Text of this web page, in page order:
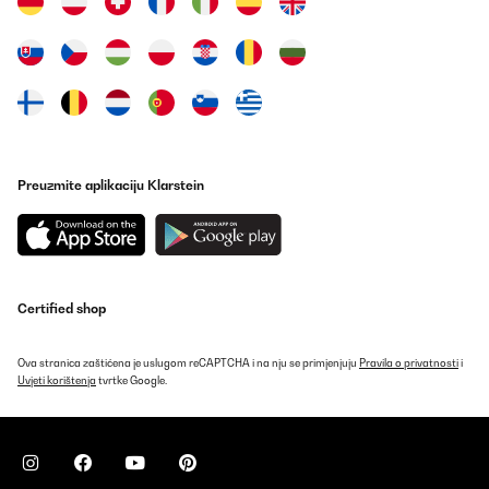
Materijal i otpornost
kante utječu na njezinu trajnost i jednostavnost
Plastične kante:Lagane, cjenovno pristupačne i
jednostavne za čišćenje. Idealne su za unutarnju upotrebu,
metala, izdržljive su i često modernog dizajna. Prikladne su
za unutarnju i vanjsku upotrebu te se lako održavaju.
Kombinirani materijali:Neke kante kombiniraju plastiku i
metal, čime se povećava njihova otpornost i estetska
trebao bi odgovarati interijeru i biti praktičan za postavljanje.
gdje prema potrebi.
Ugradbene kante:
Ugrađuju se u kuhinjske elemente ili
ormariće, čime štede prostor i održavaju uredan izgled
Preuzmite aplikaciju Klarstein
Certified shop
Ova stranica zaštićena je uslugom reCAPTCHA i na nju se primjenjuju Pravila o privatnostii
Uvjeti korištenja tvrtke Google.